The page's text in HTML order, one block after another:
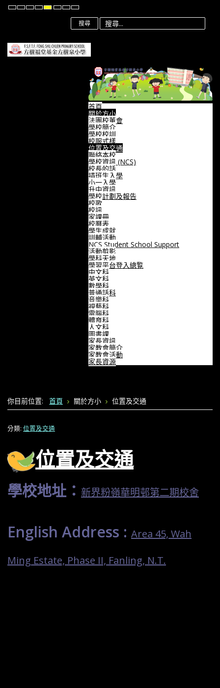
Default
NightHighHighHigh
Contrast
Set
Smaller
Set
Default
Set
Larger
Font
搜尋
首頁
關於方小
法團校董會
學校簡介
學校校訓
校服式樣
位置及交通
聯絡本校
學校資訊 (NCS)
校長的話
插班生入學
小一入學
升中資訊
學校計劃及報告
校歌
校訊
家課冊
校曆表
學生成就
訓輔活動
NCS Student School Support
活動剪影
學科天地
學習平台登入總覧
中文科
英文科
數學科
普通話科
音樂科
視藝科
電腦科
體育科
人文科
圖書課
家長資訊
家教會簡介
家教會活動
家長資源
你目前位置: 首頁 關於方小 位置及交通
分類: 位置及交通
位置及交通
學校地址： 新界粉嶺華明邨第二期校舍
English Address : Area 45, Wah
Ming Estate, Phase II, Fanling, N.T.